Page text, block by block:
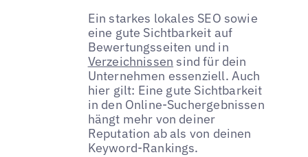
Ein starkes lokales SEO sowie
eine gute Sichtbarkeit auf
Bewertungsseiten und in
Verzeichnissen sind für dein
Unternehmen essenziell. Auch
hier gilt: Eine gute Sichtbarkeit
in den Online-Suchergebnissen
hängt mehr von deiner
Reputation ab als von deinen
Keyword-Rankings.